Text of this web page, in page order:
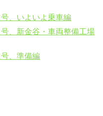
、いよいよ乗車編
、新金谷・車両整備工場
、準備編